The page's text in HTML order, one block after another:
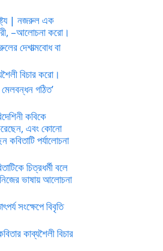
| নজরুল এক
–আলোচনা করো।
দেশাত্মবোধ বা
বিচার করো।
মেলবন্ধন গঠিত’
কবিকে
এবং কোনো
কবিতাটি পর্যালোচনা
চিত্রধর্মী বলে
ভাষায় আলোচনা
সংক্ষেপে বিবৃতি
কাব্যশৈলী বিচার